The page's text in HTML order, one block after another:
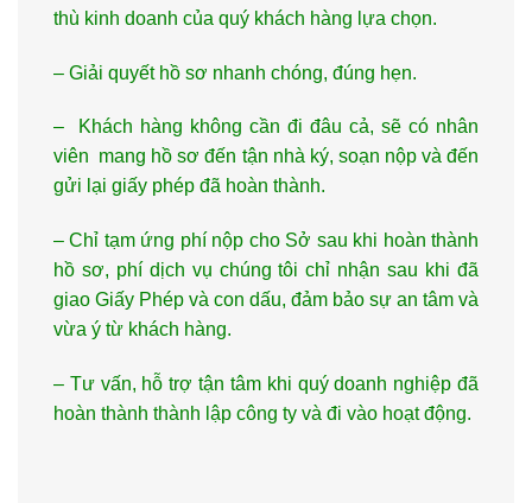
thù kinh doanh của quý khách hàng lựa chọn.
– Giải quyết hồ sơ nhanh chóng, đúng hẹn.
– Khách hàng không cần đi đâu cả, sẽ có nhân
viên mang hồ sơ đến tận nhà ký, soạn nộp và đến
gửi lại giấy phép đã hoàn thành.
– Chỉ tạm ứng phí nộp cho Sở sau khi hoàn thành
hồ sơ, phí dịch vụ chúng tôi chỉ nhận sau khi đã
giao Giấy Phép và con dấu, đảm bảo sự an tâm và
vừa ý từ khách hàng.
– Tư vấn, hỗ trợ tận tâm khi quý doanh nghiệp đã
hoàn thành thành lập công ty và đi vào hoạt động.